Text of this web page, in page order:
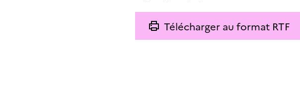
Télécharger au format RTF